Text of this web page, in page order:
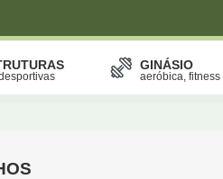
GINÁSIO
aeróbica, fitness